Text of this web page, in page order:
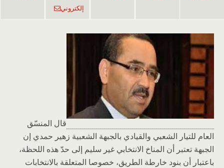
إلكتروني
قال المنسّق
العام للتيار الشعبي والقيادي بالجبهة الشعبية زهير حمدي إن
الجبهة تعتبر أن المناخ الانتخابي غير سليم إلى حدّ هذه اللحظة،
باعتبار أن بنود خارطة الطريق، خصوصا المتعلقة بالانتخابات